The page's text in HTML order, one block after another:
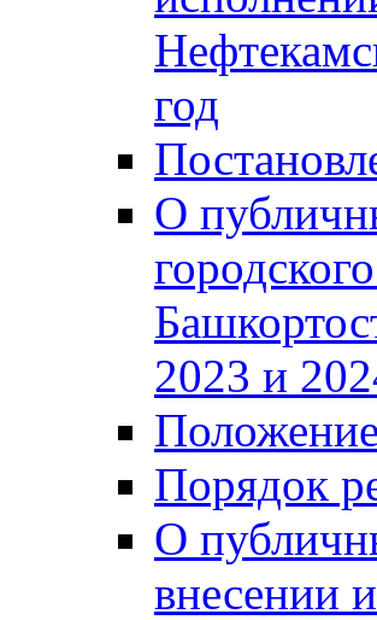
год
О
2023 и
Порядок
О
внесении